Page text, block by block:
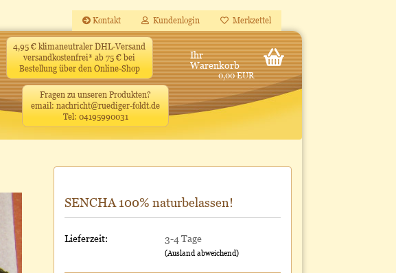
Kontakt Kundenlogin Merkzettel
4,95 € klimaneutraler DHL-Versand
versandkostenfrei* ab 75 € bei
Bestellung über den Online-Shop
Fragen zu unseren Produkten?
email: nachricht@ruediger-foldt.de
Tel: 04195990031
Ihr
Warenkorb
0,00 EUR
SENCHA 100% naturbelassen!
Lieferzeit: 3-4 Tage
(Ausland abweichend)